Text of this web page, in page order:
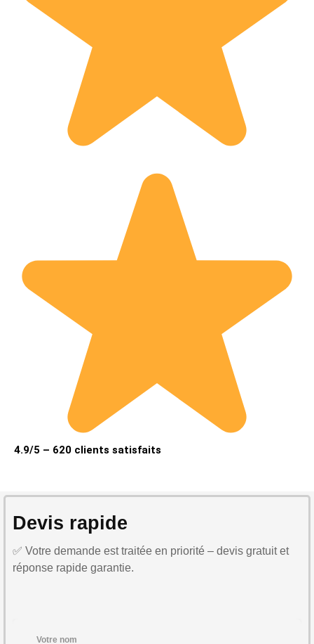
4.9/5 – 620 clients satisfaits
Devis rapide
✅ Votre demande est traitée en priorité – devis gratuit et
réponse rapide garantie.
Votre nom